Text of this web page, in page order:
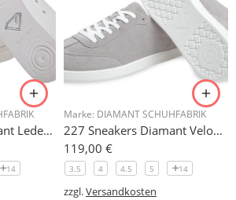
212 Sneakers Diamant Leder weiss, drehfreudige Kunststoffsohle
14
Marke: DIAMANT SCHUHFABRIK
227 Sneakers Diamant Veloursleder hellgrau, drehfreudige Kunststoffsohle
119,00 €
3.5 4 4.5 5 14
zzgl.Versandkosten